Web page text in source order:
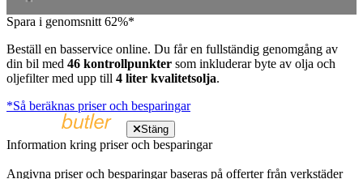
Spara i genomsnitt 62%*
Beställ en basservice online. Du får en fullständig genomgång av
din bil med 46 kontrollpunkter som inkluderar byte av olja och
oljefilter med upp till 4 liter kvalitetsolja.
*Så beräknas priser och besparingar
Stäng
Information kring priser och besparingar
Angivna priser och besparingar baseras på offerter från verkstäder